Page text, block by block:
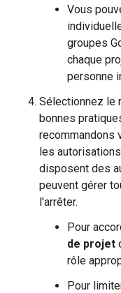
Vous
groupes
chaque
personne
Sélectionnez le
bonnes
recommandons
les
disposent des
peuvent gérer
l'arrêter.
Pour
de projet
rôle
Pour